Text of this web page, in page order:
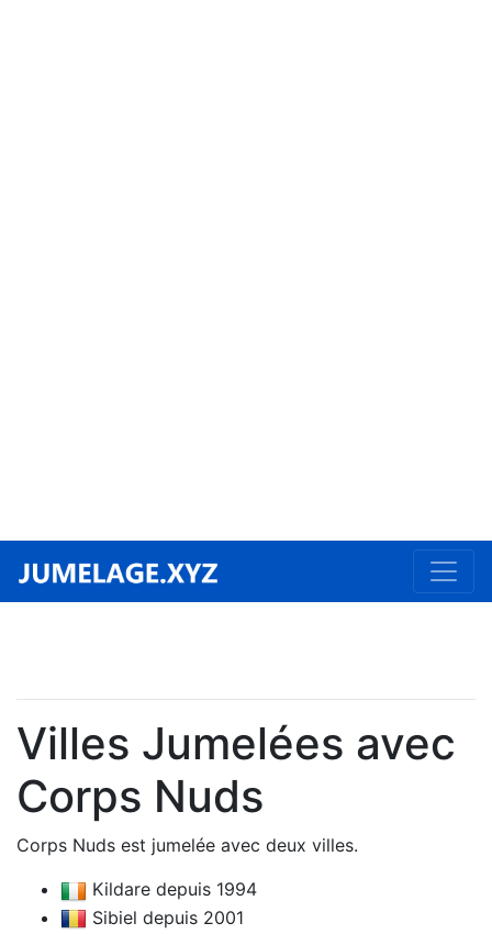
Villes Jumelées avec
Corps Nuds
Corps Nuds est jumelée avec deux villes.
Kildare depuis 1994
Sibiel depuis 2001